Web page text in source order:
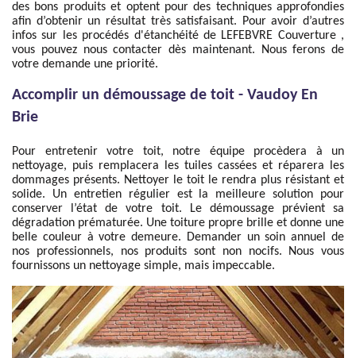
des bons produits et optent pour des techniques approfondies
afin d’obtenir un résultat très satisfaisant. Pour avoir d’autres
infos sur les procédés d'étanchéité de LEFEBVRE Couverture ,
vous pouvez nous contacter dès maintenant. Nous ferons de
votre demande une priorité.
Accomplir un démoussage de toit - Vaudoy En
Brie
Pour entretenir votre toit, notre équipe procèdera à un
nettoyage, puis remplacera les tuiles cassées et réparera les
dommages présents. Nettoyer le toit le rendra plus résistant et
solide. Un entretien régulier est la meilleure solution pour
conserver l’état de votre toit. Le démoussage prévient sa
dégradation prématurée. Une toiture propre brille et donne une
belle couleur à votre demeure. Demander un soin annuel de
nos professionnels, nos produits sont non nocifs. Nous vous
fournissons un nettoyage simple, mais impeccable.